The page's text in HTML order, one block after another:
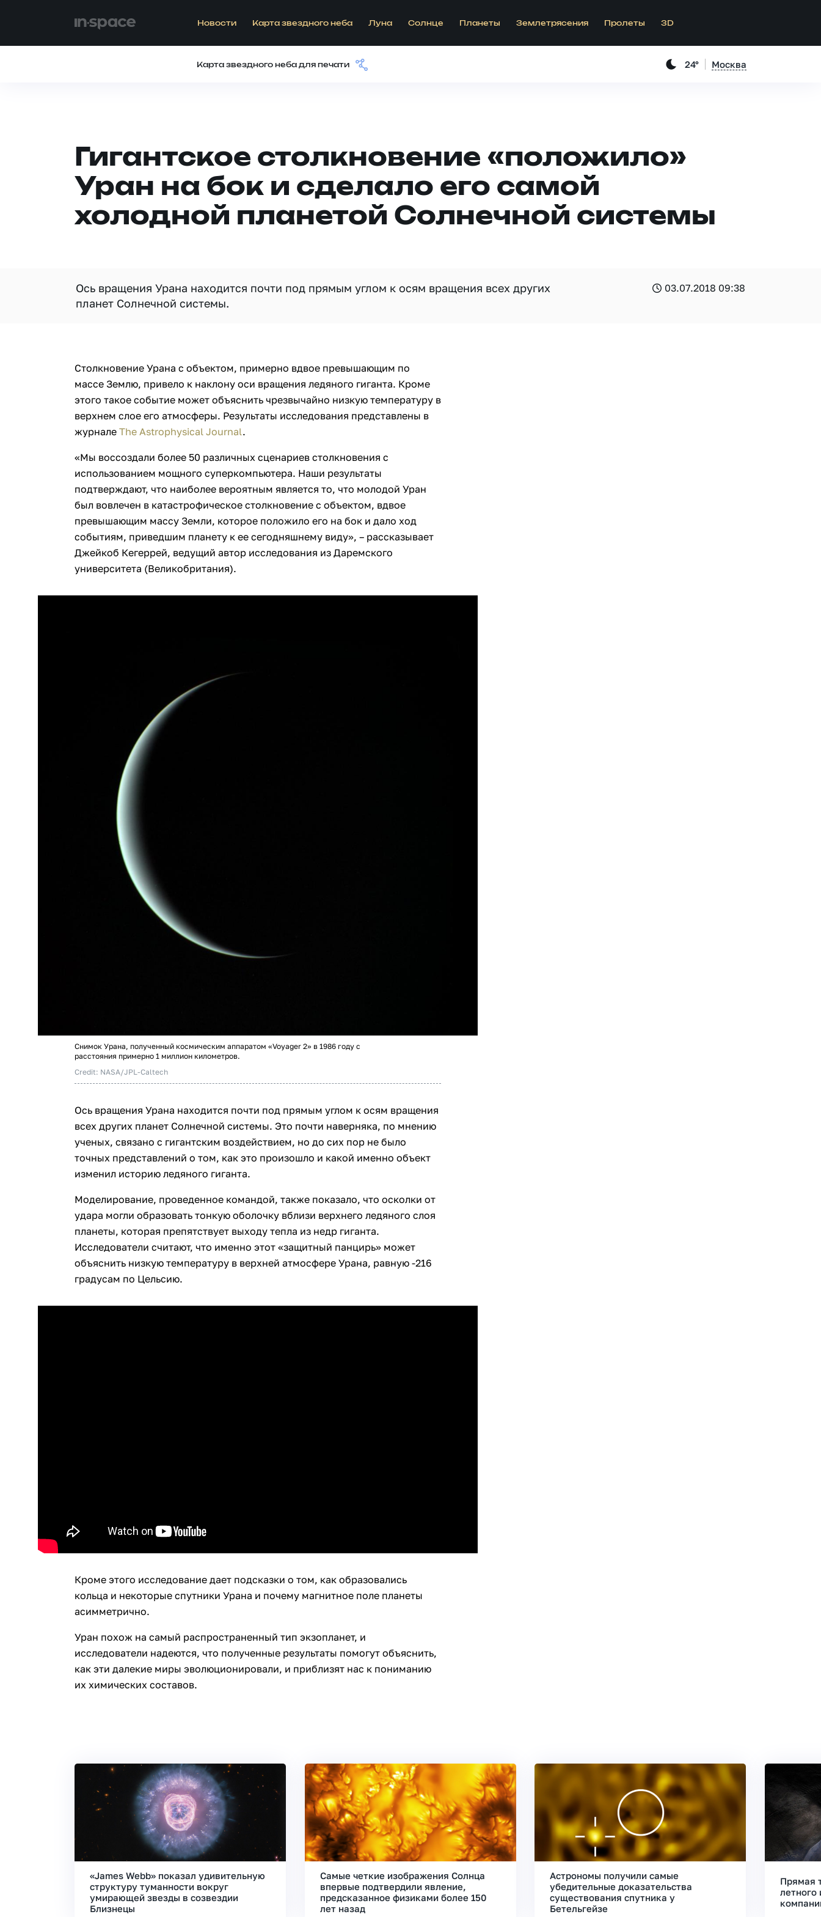
Новости Карта звездного неба Луна Солнце Планеты Землетрясения Пролеты 3D
Карта звездного неба для печати 24° Москва
Гигантское столкновение «положило»
Уран на бок и сделало его самой
холодной планетой Солнечной системы
Ось вращения Урана находится почти под прямым углом к осям вращения всех других
планет ​​Солнечной системы.
03.07.2018 09:38
Столкновение Урана с объектом, примерно вдвое превышающим по
массе Землю, привело к наклону оси вращения ледяного гиганта. Кроме
этого такое событие может объяснить чрезвычайно низкую температуру в
верхнем слое его атмосферы. Результаты исследования представлены в
журнале The Astrophysical Journal.
«Мы воссоздали более 50 различных сценариев столкновения с
использованием мощного суперкомпьютера. Наши результаты
подтверждают, что наиболее вероятным является то, что молодой Уран
был вовлечен в катастрофическое столкновение с объектом, вдвое
превышающим массу Земли, которое положило его на бок и дало ход
событиям, приведшим планету к ее сегодняшнему виду», – рассказывает
Джейкоб Кегеррей, ведущий автор исследования из Даремского
университета (Великобритания).
Снимок Урана, полученный космическим аппаратом «Voyager 2» в 1986 году с
расстояния примерно 1 миллион километров.
Credit: NASA/JPL-Caltech
Ось вращения Урана находится почти под прямым углом к осям вращения
всех других планет ​​Солнечной системы. Это почти наверняка, по мнению
ученых, связано с гигантским воздействием, но до сих пор не было
точных представлений о том, как это произошло и какой именно объект
изменил историю ледяного гиганта.
Моделирование, проведенное командой, также показало, что осколки от
удара могли образовать тонкую оболочку вблизи верхнего ледяного слоя
планеты, которая препятствует выходу тепла из недр гиганта.
Исследователи считают, что именно этот «защитный панцирь» может
объяснить низкую температуру в верхней атмосфере Урана, равную -216
градусам по Цельсию.
Кроме этого исследование дает подсказки о том, как образовались
кольца и некоторые спутники Урана и почему магнитное поле планеты
асимметрично.
Уран похож на самый распространенный тип экзопланет, и
исследователи надеются, что полученные результаты помогут объяснить,
как эти далекие миры эволюционировали, и приблизят нас к пониманию
их химических составов.
«James Webb» показал удивительную
структуру туманности вокруг
умирающей звезды в созвездии
Близнецы
Самые четкие изображения Солнца
впервые подтвердили явление,
предсказанное физиками более 150
лет назад
Астрономы получили самые
убедительные доказательства
существования спутника у
Бетельгейзе
Прямая
летного